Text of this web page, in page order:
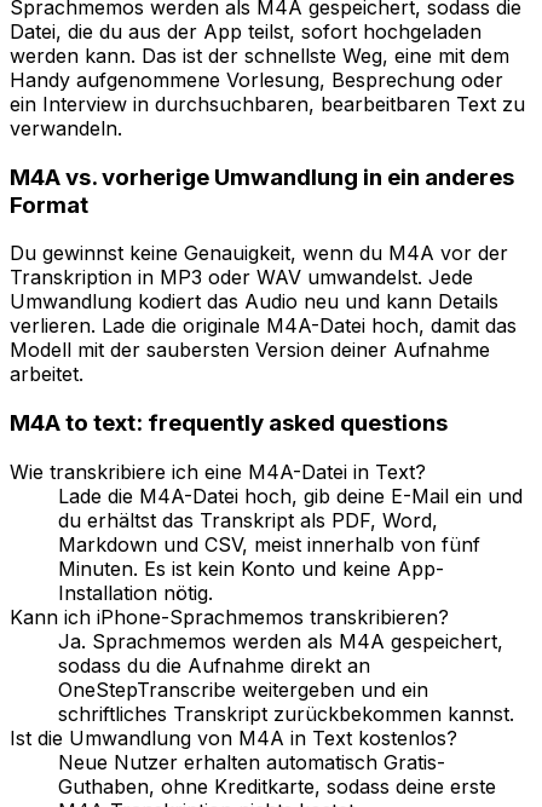
Sprachmemos werden als M4A gespeichert, sodass die
Datei, die du aus der App teilst, sofort hochgeladen
werden kann. Das ist der schnellste Weg, eine mit dem
Handy aufgenommene Vorlesung, Besprechung oder
ein Interview in durchsuchbaren, bearbeitbaren Text zu
verwandeln.
M4A vs. vorherige Umwandlung in ein anderes
Format
Du gewinnst keine Genauigkeit, wenn du M4A vor der
Transkription in MP3 oder WAV umwandelst. Jede
Umwandlung kodiert das Audio neu und kann Details
verlieren. Lade die originale M4A-Datei hoch, damit das
Modell mit der saubersten Version deiner Aufnahme
arbeitet.
M4Ato text: frequently asked questions
Wie transkribiere ich eine M4A-Datei in Text?
Lade die M4A-Datei hoch, gib deine E-Mail ein und
du erhältst das Transkript als PDF, Word,
Markdown und CSV, meist innerhalb von fünf
Minuten. Es ist kein Konto und keine App-
Installation nötig.
Kann ich iPhone-Sprachmemos transkribieren?
Ja. Sprachmemos werden als M4A gespeichert,
sodass du die Aufnahme direkt an
OneStepTranscribe weitergeben und ein
schriftliches Transkript zurückbekommen kannst.
Ist die Umwandlung von M4A in Text kostenlos?
Neue Nutzer erhalten automatisch Gratis-
Guthaben, ohne Kreditkarte, sodass deine erste